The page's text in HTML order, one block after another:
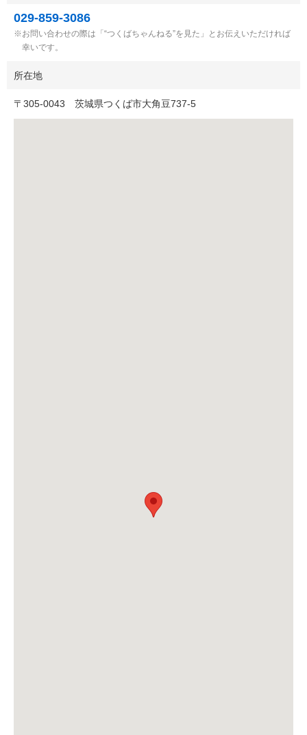
029-859-3086
お問い合わせの際は「“つくばちゃんねる”を見た」とお伝えいただければ
幸いです。
所在地
〒 305-0043 茨城県つくば市大角豆737-5